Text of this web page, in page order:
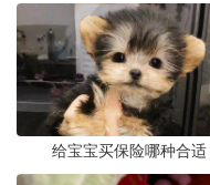
给宝宝买保险哪种合适